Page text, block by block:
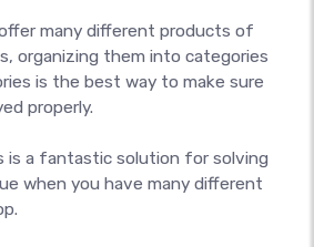
many different products of
organizing them into categories
is the best way to make sure
properly.
is a fantastic solution for solving
when you have many different